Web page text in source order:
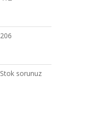
206
Stok sorunuz